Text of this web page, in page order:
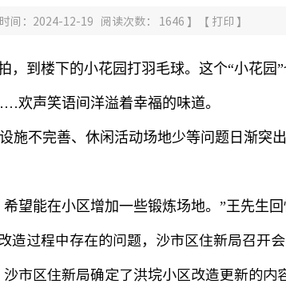
时间：2024-12-19 阅读次数： 1646 】 【 打印 】
，到楼下的小花园打羽毛球。这个“小花园”
欢声笑语间洋溢着幸福的味道。
施不完善、休闲活动场地少等问题日渐突
望能在小区增加一些锻炼场地。 ”王先生回
过程中存在的问题，沙市区住新局召开
市区住新局确定了洪垸小区改造更新的内